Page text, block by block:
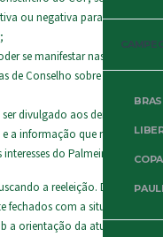
ou negativa para todos
se manifestar nas
de Conselho sobre suas
divulgado aos demais
a informação que não
do Palmeiras.
a reeleição. Dentre
fechados com a situação.
a orientação da atual